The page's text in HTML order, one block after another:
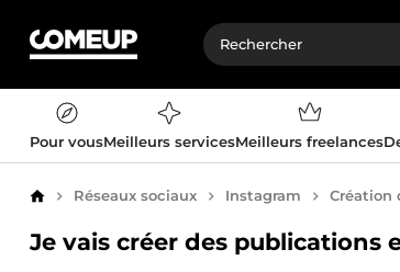
Pour vousMeilleurs servicesMeilleurs freelances
AccueilRéseaux sociaux Instagram Création
Je vais créer des publications